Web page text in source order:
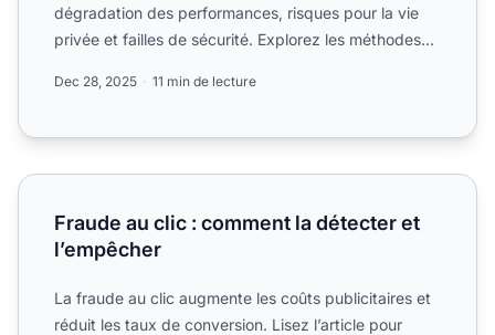
dégradation des performances, risques pour la vie
privée et failles de sécurité. Explorez les méthodes
Dec 28, 2025 11 min de lecture
Fraude au clic : comment la détecter et l’empêcher
Fraude au clic : comment la détecter et
l’empêcher
La fraude au clic augmente les coûts publicitaires et
réduit les taux de conversion. Lisez l’article pour